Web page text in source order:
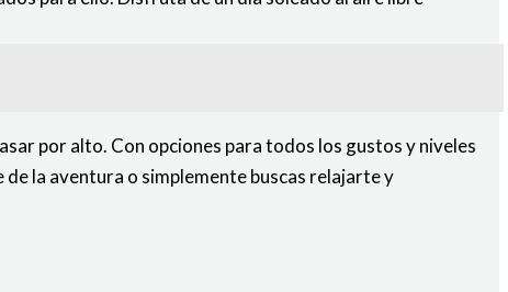
por alto. Con opciones para todos los gustos y niveles
la aventura o simplemente buscas relajarte y